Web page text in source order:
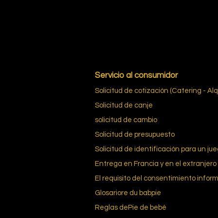
Servicio al consumidor
Solicitud de cotización (Catering -
Solicitud de canje
solicitud de cambio
Solicitud de presupuesto
Solicitud de identificación para un
Entrega en Francia y en el extranjero
El requisito del consentimiento
Glosariore du babpie
Reglas de Pie de bebé